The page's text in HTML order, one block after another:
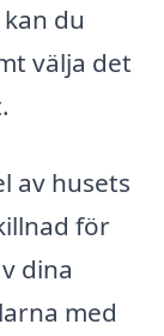
du
välja det
av husets
för
dina
med